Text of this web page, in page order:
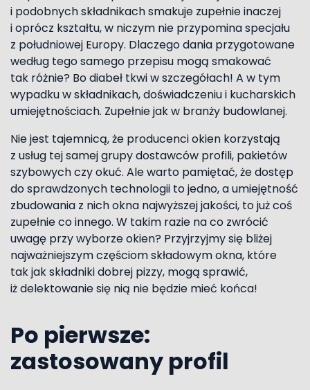
i podobnych składnikach smakuje zupełnie inaczej
i oprócz kształtu, w niczym nie przypomina specjału
z południowej Europy. Dlaczego dania przygotowane
według tego samego przepisu mogą smakować
tak różnie? Bo diabeł tkwi w szczegółach! A w tym
wypadku w składnikach, doświadczeniu i kucharskich
umiejętnościach. Zupełnie jak w branży budowlanej.
Nie jest tajemnicą, że producenci okien korzystają
z usług tej samej grupy dostawców profili, pakietów
szybowych czy okuć. Ale warto pamiętać, że dostęp
do sprawdzonych technologii to jedno, a umiejętność
zbudowania z nich okna najwyższej jakości, to już coś
zupełnie co innego. W takim razie na co zwrócić
uwagę przy wyborze okien? Przyjrzyjmy się bliżej
najważniejszym częściom składowym okna, które
tak jak składniki dobrej pizzy, mogą sprawić,
iż delektowanie się nią nie będzie mieć końca!
Po pierwsze:
zastosowany profil